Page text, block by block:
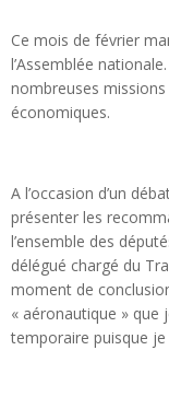
Ce mois de février
l’Assemblée
nombreuses
économiques.
A l’occasion d’un
présenter les
l’ensemble des
délégué chargé du
moment de
« aéronautique » que
temporaire puisque